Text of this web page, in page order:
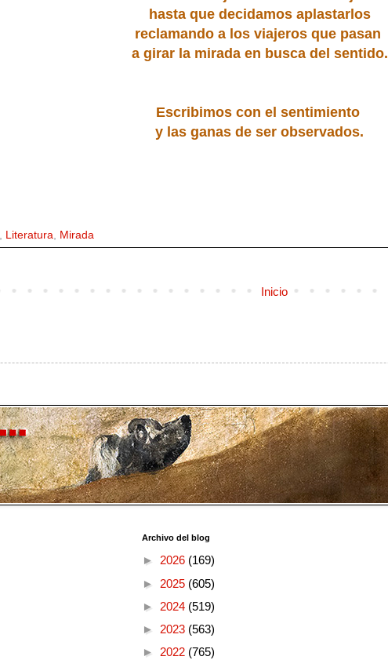
hasta que decidamos aplastarlos
reclamando a los viajeros que pasan
a girar la mirada en busca del sentido.
Escribimos con el sentimiento
y las ganas de ser observados.
Literatura Mirada
Inicio
Archivo del blog
► 2026 (169)
► 2025 (605)
► 2024 (519)
► 2023 (563)
► 2022 (765)